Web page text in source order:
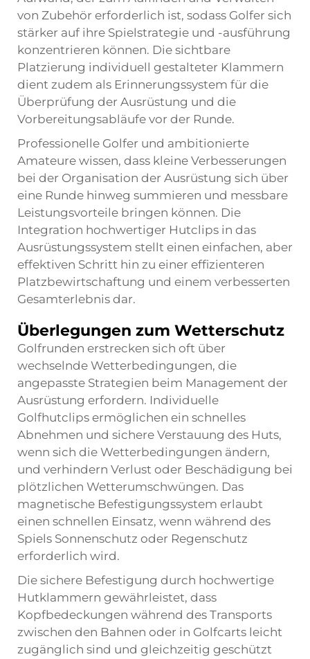
von Zubehör erforderlich ist, sodass Golfer sich
stärker auf ihre Spielstrategie und -ausführung
konzentrieren können. Die sichtbare
Platzierung individuell gestalteter Klammern
dient zudem als Erinnerungssystem für die
Überprüfung der Ausrüstung und die
Vorbereitungsabläufe vor der Runde.
Professionelle Golfer und ambitionierte
Amateure wissen, dass kleine Verbesserungen
bei der Organisation der Ausrüstung sich über
eine Runde hinweg summieren und messbare
Leistungsvorteile bringen können. Die
Integration hochwertiger Hutclips in das
Ausrüstungssystem stellt einen einfachen, aber
effektiven Schritt hin zu einer effizienteren
Platzbewirtschaftung und einem verbesserten
Gesamterlebnis dar.
Überlegungen zum Wetterschutz
Golfrunden erstrecken sich oft über
wechselnde Wetterbedingungen, die
angepasste Strategien beim Management der
Ausrüstung erfordern. Individuelle
Golfhutclips ermöglichen ein schnelles
Abnehmen und sichere Verstauung des Huts,
wenn sich die Wetterbedingungen ändern,
und verhindern Verlust oder Beschädigung bei
plötzlichen Wetterumschwüngen. Das
magnetische Befestigungssystem erlaubt
einen schnellen Einsatz, wenn während des
Spiels Sonnenschutz oder Regenschutz
erforderlich wird.
Die sichere Befestigung durch hochwertige
Hutklammern gewährleistet, dass
Kopfbedeckungen während des Transports
zwischen den Bahnen oder in Golfcarts leicht
zugänglich sind und gleichzeitig geschützt